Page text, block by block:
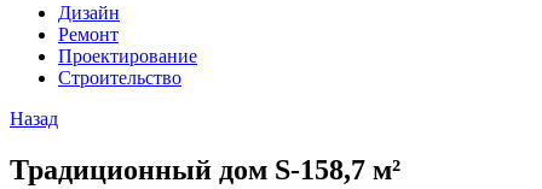
Дизайн
Ремонт
Проектирование
Строительство
Назад
Традиционный дом S-158,7 м²